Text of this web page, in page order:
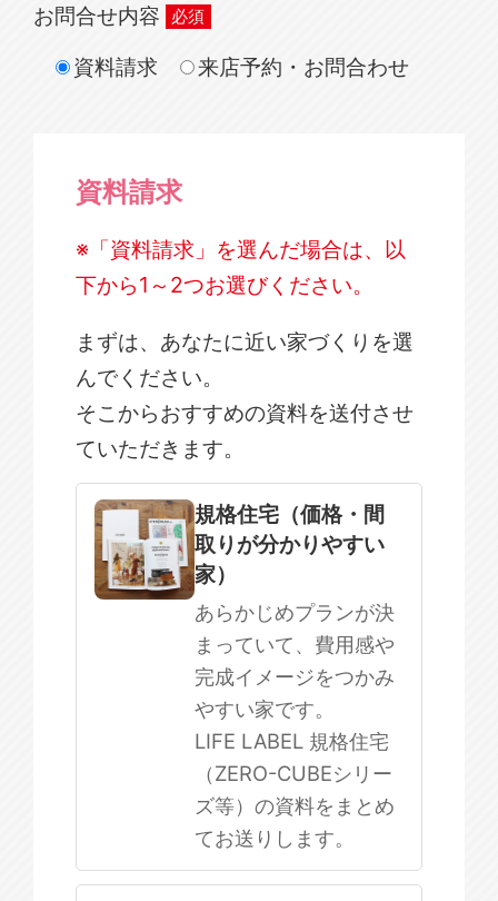
お問合せ内容
資料請求
来店予約・お問合わせ
資料請求
※「資料請求」を選んだ場合は、以
下から1～2つお選びください。
まずは、あなたに近い家づくりを選
んでください。
そこからおすすめの資料を送付させ
ていただきます。
規格住宅
注文住宅
SOWOOD
まだ何も決まっていない
規格住宅（価格・間
取りが分かりやすい
家）
あらかじめプランが決
まっていて、費用感や
完成イメージをつかみ
やすい家です。
LIFE LABEL 規格住宅
（ZERO-CUBEシリー
ズ等）の資料をまとめ
てお送りします。